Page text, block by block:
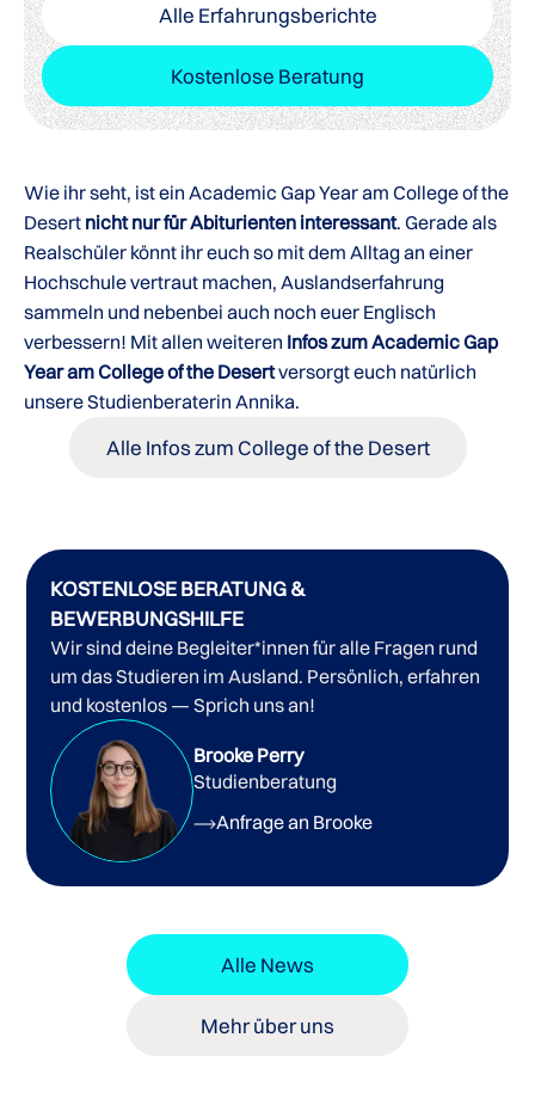
Alle Erfahrungsberichte
Kostenlose Beratung
Wie ihr seht, ist ein Academic Gap Year am College of the
Desert nicht nur für Abiturienten interessant. Gerade als
Realschüler könnt ihr euch so mit dem Alltag an einer
Hochschule vertraut machen, Auslandserfahrung
sammeln und nebenbei auch noch euer Englisch
verbessern! Mit allen weiteren Infos zum Academic Gap
Year am College of the Desertversorgt euch natürlich
unsere Studienberaterin Annika.
Alle Infos zum College of the Desert
KOSTENLOSE BERATUNG &
BEWERBUNGSHILFE
Wir sind deine Begleiter*innen für alle Fragen rund
um das Studieren im Ausland. Persönlich, erfahren
und kostenlos — Sprich uns an!
Brooke Perry
Studienberatung
Anfrage an Brooke
Alle News
Mehr über uns